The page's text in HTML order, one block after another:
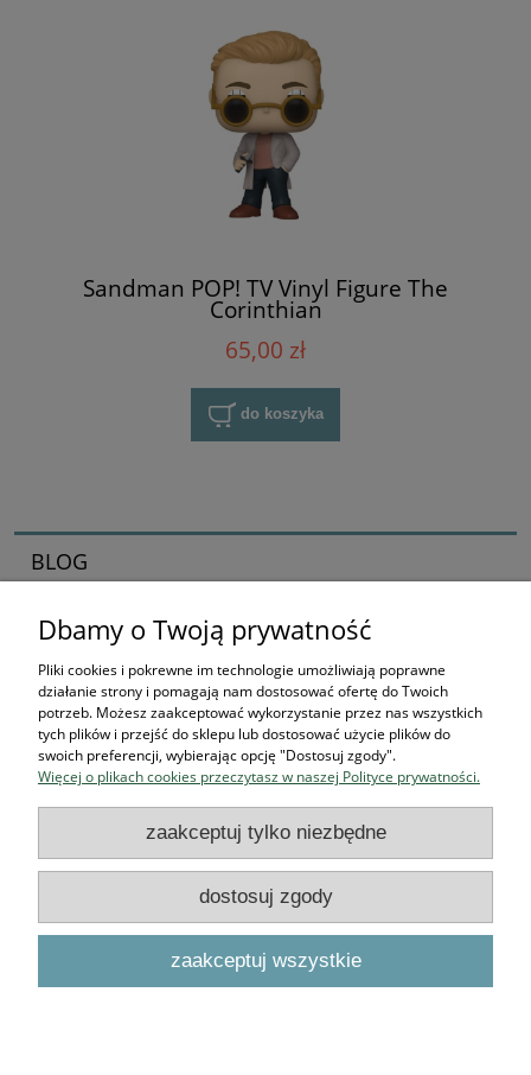
Sandman POP! TV Vinyl Figure The
Corinthian
65,00 zł
do koszyka
BLOG
Zaczynamy kolekcjonerska przygodę
16-04-2026 , Stworek
Jak zacząć kolekcjonować
figurki? Przewodnik dla
przyszłych bohaterów
Podstawowe informacje
O NAS
Dbamy o Twoją prywatność
Pliki cookies i pokrewne im technologie umożliwiają poprawne
działanie strony i pomagają nam dostosować ofertę do Twoich
potrzeb. Możesz zaakceptować wykorzystanie przez nas wszystkich
tych plików i przejść do sklepu lub dostosować użycie plików do
swoich preferencji, wybierając opcję "Dostosuj zgody".
Więcej o plikach cookies przeczytasz w naszej Polityce prywatności.
zaakceptuj tylko niezbędne
dostosuj zgody
zaakceptuj wszystkie